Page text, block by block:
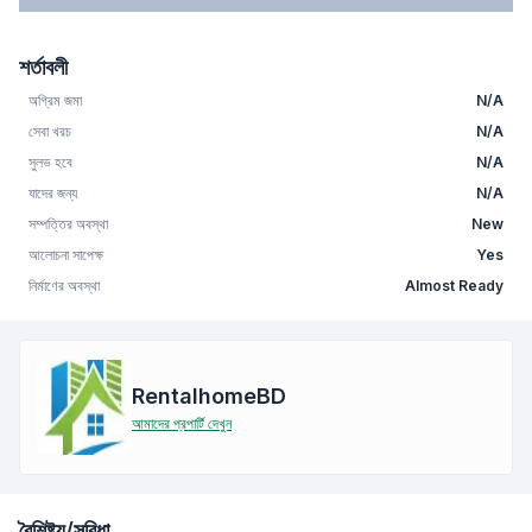
শর্তাবলী
অগ্রিম জমা
N/A
সেবা খরচ
N/A
সুলভ হবে
N/A
যাদের জন্য
N/A
সম্পত্তির অবস্থা
New
আলোচনা সাপেক্ষ
Yes
নির্মাণের অবস্থা
Almost Ready
RentalhomeBD
আমাদের প্রপার্টি দেখুন